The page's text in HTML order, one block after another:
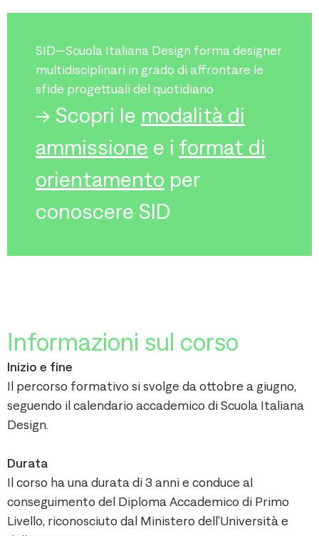
SID—Scuola Italiana Design forma designer
multidisciplinari in grado di affrontare le
sfide progettuali del quotidiano
-> Scopri le modalità di
ammissione e i format di
orientamento per
conoscere SID
Informazioni sul corso
Inizio e fine
Il percorso formativo si svolge da ottobre a giugno,
seguendo il calendario accademico di Scuola Italiana
Design.
Durata
Il corso ha una durata di 3 anni e conduce al
conseguimento del Diploma Accademico di Primo
Livello, riconosciuto dal Ministero dell’Università e